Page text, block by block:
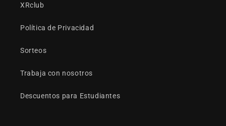
XRclub
Política de Privacidad
Sorteos
Trabaja con nosotros
Descuentos para Estudiantes